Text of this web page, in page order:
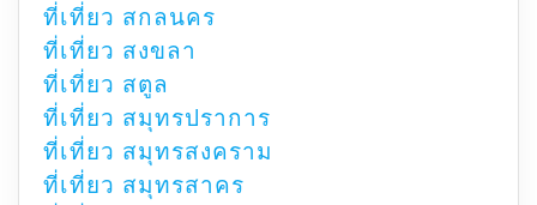
ที่เที่ยว สกลนคร
ที่เที่ยว สงขลา
ที่เที่ยว สตูล
ที่เที่ยว สมุทรปราการ
ที่เที่ยว สมุทรสงคราม
ที่เที่ยว สมุทรสาคร